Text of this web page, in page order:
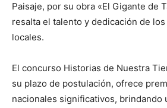
Paisaje, por su obra «El Gigante de
resalta el talento y dedicación de
locales.
El concurso Historias de Nuestra
su plazo de postulación, ofrece
nacionales significativos, brindando